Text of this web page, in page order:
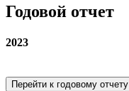
Годовой отчет
2023
Перейти к годовому отчету